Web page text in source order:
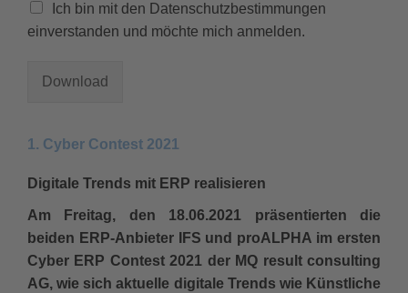
Ich bin mit den Datenschutzbestimmungen
einverstanden und möchte mich anmelden.
Download
1. Cyber Contest 2021
Digitale Trends mit ERP realisieren
Am Freitag, den 18.06.2021 präsentierten die
beiden ERP-Anbieter IFS und proALPHA im ersten
Cyber ERP Contest 2021 der MQ result consulting
AG, wie sich aktuelle digitale Trends wie Künstliche